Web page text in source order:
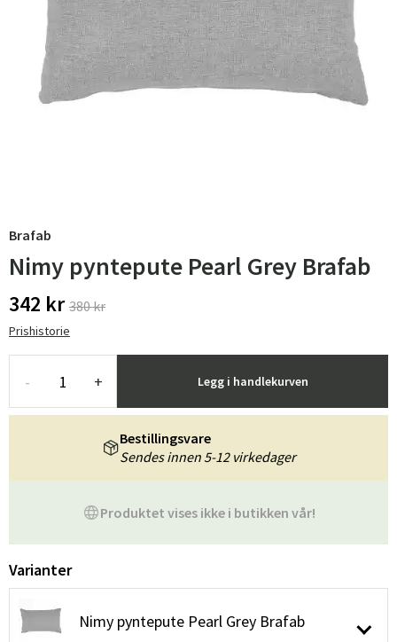
Brafab
Nimy pyntepute Pearl Grey Brafab
342 kr 380 kr
Prishistorie
- + Legg i handlekurven
Produktet vises ikke i butikken vår!
Bestillingsvare
Sendes innen 5-12 virkedager
Varianter
Nimy pyntepute Pearl Grey Brafab